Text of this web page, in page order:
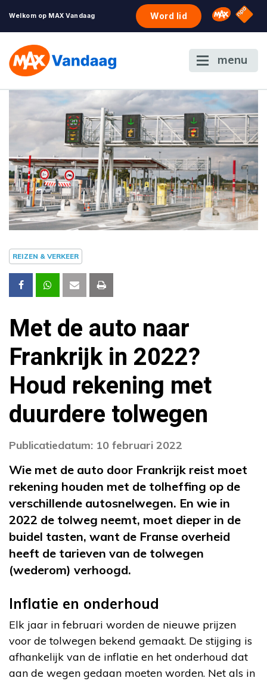
Welkom op MAX Vandaag Word lid Omroep
NPO
menu
REIZEN & VERKEER
Met de auto naar
Frankrijk in 2022?
Houd rekening met
duurdere tolwegen
Publicatiedatum: 10 februari 2022
Wie met de auto door Frankrijk reist moet
rekening houden met de tolheffing op de
verschillende autosnelwegen. En wie in
2022 de tolweg neemt, moet dieper in de
buidel tasten, want de Franse overheid
heeft de tarieven van de tolwegen
(wederom) verhoogd.
Inflatie en onderhoud
Elk jaar in februari worden de nieuwe prijzen
voor de tolwegen bekend gemaakt. De stijging is
afhankelijk van de inflatie en het onderhoud dat
aan de wegen gedaan moeten worden. Net als in